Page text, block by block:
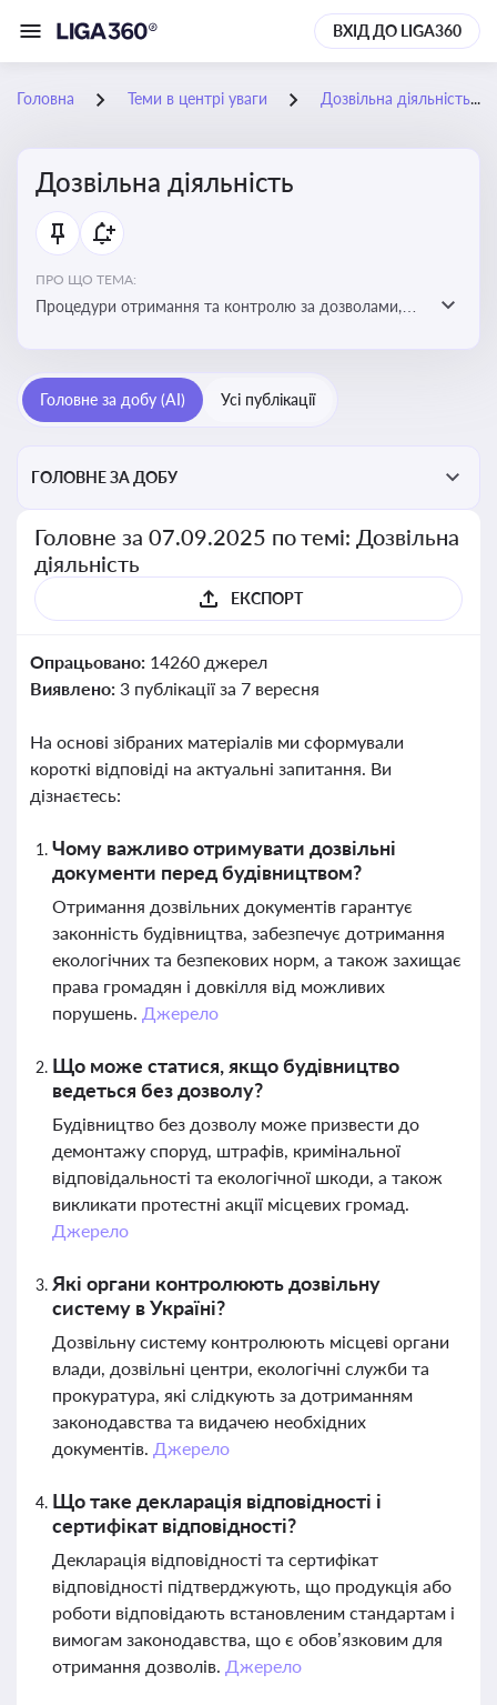
ВХІД ДО LIGA360
Головна Теми в центрі уваги Дозвільна діяльність
Дозвільна діяльність
ПРО ЩО ТЕМА:
Процедури отримання та контролю за дозволами,
законодавстві, щоб уникнути порушень та
забезпечити відповідність вимогам регуляторних
Головне за добу (AI) Усі публікації
ГОЛОВНЕ ЗА ДОБУ
Головне за 07.09.2025 по темі: Дозвільна
діяльність
ЕКСПОРТ
Опрацьовано: 14260 джерел
Виявлено: 3 публікації за 7 вересня
На основі зібраних матеріалів ми сформували
короткі відповіді на актуальні запитання. Ви
дізнаєтесь:
Чому важливо отримувати дозвільні
документи перед будівництвом?
Отримання дозвільних документів гарантує
законність будівництва, забезпечує дотримання
екологічних та безпекових норм, а також захищає
права громадян і довкілля від можливих
порушень. Джерело
Що може статися, якщо будівництво
ведеться без дозволу?
Будівництво без дозволу може призвести до
демонтажу споруд, штрафів, кримінальної
відповідальності та екологічної шкоди, а також
викликати протестні акції місцевих громад.
Джерело
Які органи контролюють дозвільну
систему в Україні?
Дозвільну систему контролюють місцеві органи
влади, дозвільні центри, екологічні служби та
прокуратура, які слідкують за дотриманням
законодавства та видачею необхідних
документів. Джерело
Що таке декларація відповідності і
сертифікат відповідності?
Декларація відповідності та сертифікат
відповідності підтверджують, що продукція або
роботи відповідають встановленим стандартам і
вимогам законодавства, що є обов’язковим для
отримання дозволів. Джерело